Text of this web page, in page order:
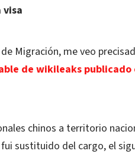
visa
Migración, me veo
de wikileaks
chinos a territorio
sustituido del cargo, el